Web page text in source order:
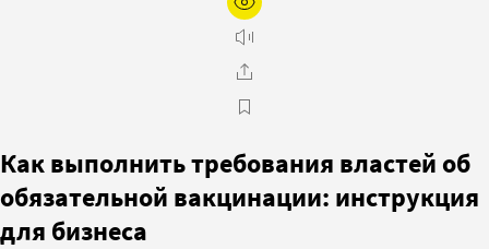
Как выполнить требования властей об
обязательной вакцинации: инструкция
для бизнеса